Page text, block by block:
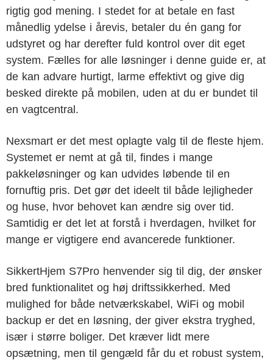
rigtig god mening. I stedet for at betale en fast
månedlig ydelse i årevis, betaler du én gang for
udstyret og har derefter fuld kontrol over dit eget
system. Fælles for alle løsninger i denne guide er, at
de kan advare hurtigt, larme effektivt og give dig
besked direkte på mobilen, uden at du er bundet til
en vagtcentral.
Nexsmart er det mest oplagte valg til de fleste hjem.
Systemet er nemt at gå til, findes i mange
pakkeløsninger og kan udvides løbende til en
fornuftig pris. Det gør det ideelt til både lejligheder
og huse, hvor behovet kan ændre sig over tid.
Samtidig er det let at forstå i hverdagen, hvilket for
mange er vigtigere end avancerede funktioner.
SikkertHjem S7Pro henvender sig til dig, der ønsker
bred funktionalitet og høj driftssikkerhed. Med
mulighed for både netværkskabel, WiFi og mobil
backup er det en løsning, der giver ekstra tryghed,
især i større boliger. Det kræver lidt mere
opsætning, men til gengæld får du et robust system,